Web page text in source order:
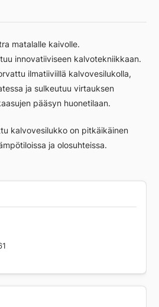
matalalle kaivolle.
innovatiiviseen kalvotekniikkaan.
ilmatiiviillä kalvovesilukolla,
ja sulkeutuu virtauksen
pääsyn huonetilaan.
kalvovesilukko on pitkäikäinen
ja olosuhteissa.